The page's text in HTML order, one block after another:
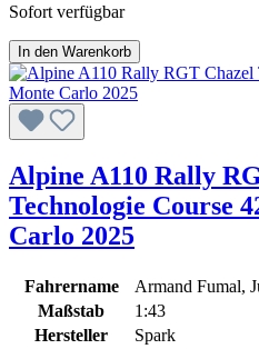
Sofort verfügbar
In den Warenkorb
Alpine A110 Rally
Technologie Course
Carlo 2025
Fahrername
Armand Fumal,
Maßstab
1:43
Hersteller
Spark